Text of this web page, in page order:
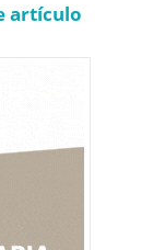
artículo